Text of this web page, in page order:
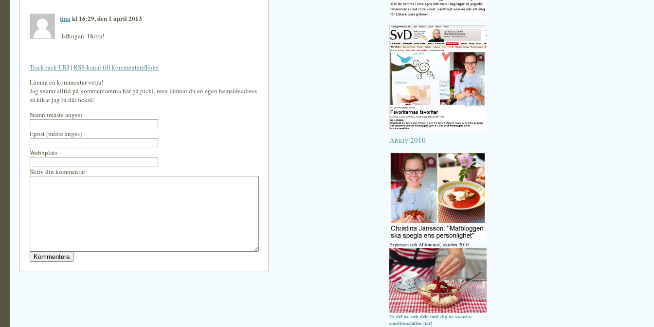
tina kl 16:29, den 1 april 2013
Isflingan: Hurra!
Trackback URI| RSS-kanal till kommentarsflödet
Lämna en kommentar vetja!
Jag svarar alltid på kommentarerna här på picki, men lämnar du en egen hemsideadress
så kikar jag in där också!
Namn (måste anges)
Epost (måste anges)
Webbplats
Skriv din kommentar
Arkiv 2010
Expressen och Alltommat, oktober 2010
Ta del av, och dela med dig av svenska
smultronställen här!